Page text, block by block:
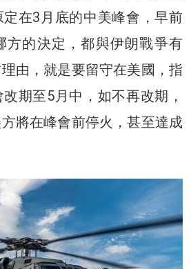
在3月底的中美峰會，早前
方的決定，都與伊朗戰爭有
由，就是要留守在美國，指
期至5月中，如不再改期，
將在峰會前停火，甚至達成